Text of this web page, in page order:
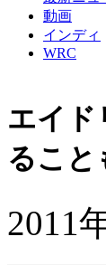
動画
インディ
WRC
エイド
ること
2011